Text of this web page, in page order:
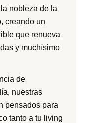
nobleza de la
creando un
que renueva
y muchísimo
de
nuestras
pensados para
tanto a tu living